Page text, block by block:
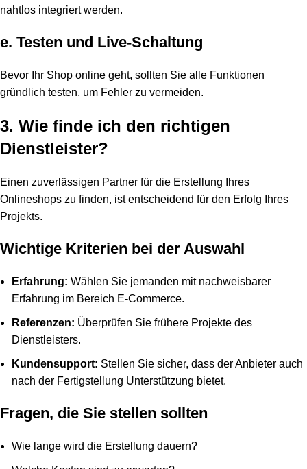
nahtlos integriert werden.
e. Testen und Live-Schaltung
Bevor Ihr Shop online geht, sollten Sie alle Funktionen
gründlich testen, um Fehler zu vermeiden.
3. Wie finde ich den richtigen
Dienstleister?
Einen zuverlässigen Partner für die Erstellung Ihres
Onlineshops zu finden, ist entscheidend für den Erfolg Ihres
Projekts.
Wichtige Kriterien bei der Auswahl
Erfahrung: Wählen Sie jemanden mit nachweisbarer
Erfahrung im Bereich E-Commerce.
Referenzen: Überprüfen Sie frühere Projekte des
Dienstleisters.
Kundensupport: Stellen Sie sicher, dass der Anbieter auch
nach der Fertigstellung Unterstützung bietet.
Fragen, die Sie stellen sollten
Wie lange wird die Erstellung dauern?